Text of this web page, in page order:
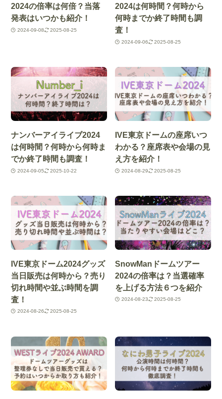
2024の倍率は何倍？当落
発表はいつかも紹介！
2024-09-08 2025-08-25
2024は何時間？何時から
何時までか終了時間も調
査！
2024-09-06 2025-08-25
ナンバーアイライブ2024
は何時間？何時から何時ま
でか終了時間も調査！
2024-09-05 2025-10-22
IVE東京ドームの座席いつ
わかる？座席表や会場の見
え方を紹介！
2024-08-29 2025-08-25
IVE東京ドーム2024グッズ
当日販売は何時から？売り
切れ時間や並ぶ時間を調
査！
2024-08-26 2025-08-25
SnowManドームツアー
2024の倍率は？当選確率
を上げる方法６つを紹介
2024-08-23 2025-08-25